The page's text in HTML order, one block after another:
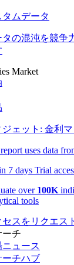
タムデータ
タの混沌を競争
Market
ジェット: 金利
uses data
7 days Trial
over 100K
tools
セスをリクエス
ーチ
ニュース
ーチハブ